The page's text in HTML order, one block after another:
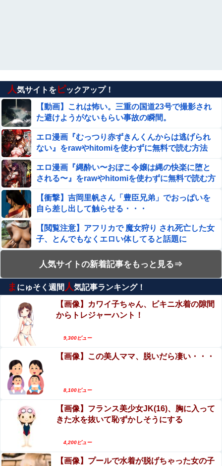
【悲報】太鼓の達人、お馴染みのフォントの使用料が年間
6万から年間320万になったので変更に
仕事中の美女ホテル清掃員にチ●ポしごかれて射精させて
もらった男の動画、羨ましすぎるｗｗｗ
【閲覧注意】アフリカで ”魔女狩り” され死亡した女子、
とんでもなくエロい体してると話題に
【赤っ恥】「航空機事故で『搭乗者に日本人は居ない』と
いう発表は嫌い。人間として同じ価値だと思う」→ツッコ
ミ殺到も「自分が気に入らないと思った」と...
海外「日本人は何に使ってるんだ？」 世界的ブームの日本
の食品、買ってみたものの使い道が分からない外国人が続
出
【画像】 J Kダンス部、なぜか部員の８割が巨 乳で揺れま
くりなんだがｗｗｗｗｗｗｗｗｗｗ（動画あり）
仕事中の美女ホテル清掃員にチ●ポしごかれて射精させて
もらった男の動画、羨ましすぎるｗｗｗ
【日向坂46】18thフォーメーション予想！！他
【エ□漫画】 「コスプレ売り子の後は…オフパコですよ
ね？」「えっ？」
【悲報】日本円、「日米協調介入」すら無効化してしまう
ｗｗｗｗｗ
【悲報】日本人、バカかもしれない。食品消費税減税
（8%→1%）に93.2%が賛成してしまう
【画像】ハンターハンターさん、ガチで最強の新能力を登
場させてしまうｗｗｗｗｗｗｗ
【画像】20年前のAV、キチガイすぎるwwwwww
人気サイトをピックアップ！
【動画】これは怖い。三重の国道23号で撮影され
た避けようがないもらい事故の瞬間。
エロ漫画『むっつり赤ずきんくんからは逃げられ
ない』をrawやhitomiを使わずに無料で読む方法
エロ漫画『縄酔い〜おぼこ令嬢は縄の快楽に堕と
される〜』をrawやhitomiを使わずに無料で読む方
【衝撃】吉岡里帆さん「豊臣兄弟」でおっぱいを
自ら差し出して触らせる・・・
【閲覧注意】アフリカで 魔女狩り され死亡した女
子、とんでもなくエロい体してると話題に
【閲覧注意】やべぇレ●プ動画、発見される…（※
無修正注意）
【動画】バイクの少年を無理やり止めるパトカー
が怖いｗｗｗｗ
【動画】世界一過酷なオフロードレースのコース
催！遂に明日10時まで！まだ間に合う注目作品は
こちら！！！
仕事中の美女ホテル清掃員にチ●ポしごかれて射精
させてもらった男の動画、羨ましすぎるｗｗｗ
エロ漫画『黒髪女子をとにかく愛でたい』をraw
やhitomiを使わずに無料で読む方法│青色観測所
【動画】美人女優さん、映画でマンコのビラビラ
までめくらせてしまうｗｗｗｗｗｗ
人気サイトの新着記事をもっと見る⇒
ま にゅそく週間 人気記事ランキング！
【画像】カワイ子ちゃん、ビキニ水着の隙間
からトレジャーハント！
9,300ビュー
【画像】この美人ママ、脱いだら凄い・・・
8,100ビュー
【画像】フランス美少女JK(16)、胸に入って
きた水を抜いて恥ずかしそうにする
4,200ビュー
【画像】プールで水着が脱げちゃった女の子